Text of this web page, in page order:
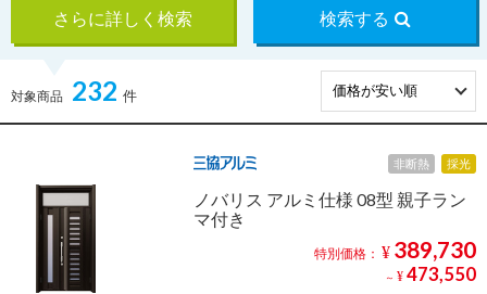
さらに詳しく検索 検索する
対象商品 232 件
非断熱 採光
ノバリス アルミ仕様 08型 親子ラン
マ付き
特別価格： ¥ 389,730
～ ¥ 473,550